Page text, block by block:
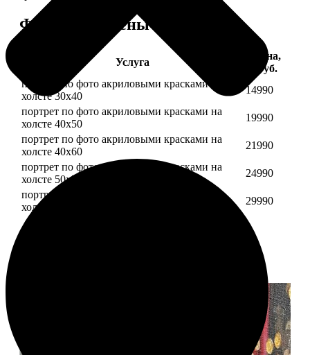
Форматы и цены
Услуга
Цена,
руб.
портрет по фото акриловыми красками на
холсте 30х40
14990
портрет по фото акриловыми красками на
холсте 40х50
19990
портрет по фото акриловыми красками на
холсте 40х60
21990
портрет по фото акриловыми красками на
холсте 50х70
24990
портрет по фото акриловыми красками на
холсте 60х70
29990